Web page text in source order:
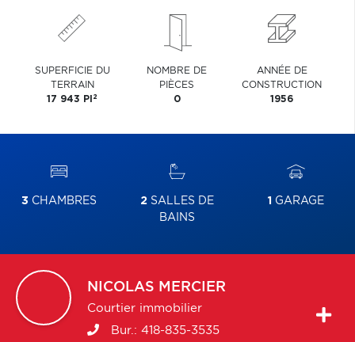
SUPERFICIE DU
TERRAIN
17 943 PI 2
NOMBRE DE
PIÈCES
0
ANNÉE DE
CONSTRUCTION
1956
3 CHAMBRES 2 SALLES DE
BAINS
1 GARAGE
NICOLAS MERCIER
Courtier immobilier
Bur.: 418-835-3535